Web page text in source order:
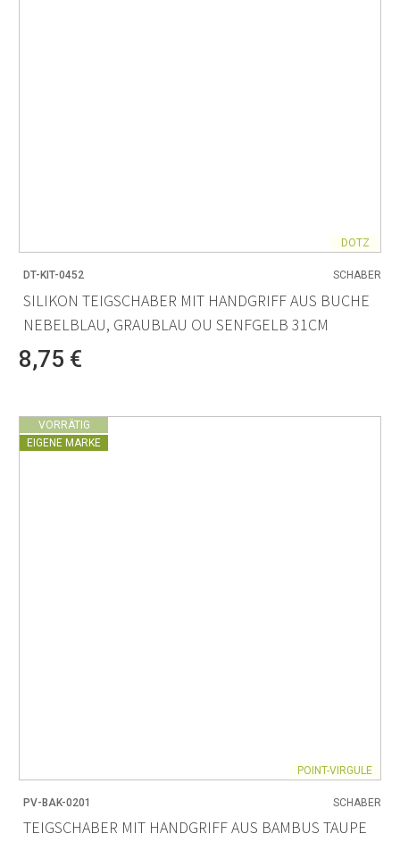
DOTZ
DT-KIT-0452 SCHABER
SILIKON TEIGSCHABER MIT HANDGRIFF AUS BUCHE
NEBELBLAU, GRAUBLAU OU SENFGELB 31CM
8,75 €
VORRÄTIG
EIGENE MARKE
POINT-VIRGULE
PV-BAK-0201 SCHABER
TEIGSCHABER MIT HANDGRIFF AUS BAMBUS TAUPE